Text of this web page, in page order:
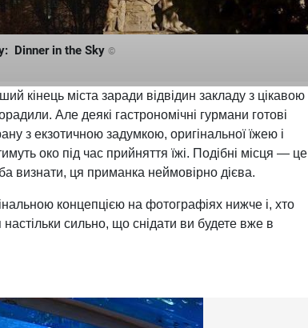
Dinner in the Sky ©
кінець міста заради відвідин закладу з цікавою
Але деякі гастрономічні гурмани готові
з екзотичною задумкою, оригінальної їжею і
око під час прийняття їжі. Подібні місця — це
визнати, ця приманка неймовірно дієва.
концепцією на фотографіях нижче і, хто
сильно, що снідати ви будете вже в